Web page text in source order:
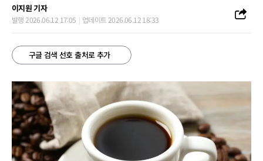
이지원 기자
발행 2026.06.12 17:05 업데이트 2026.06.12 18:33
구글 검색 선호 출처로 추가